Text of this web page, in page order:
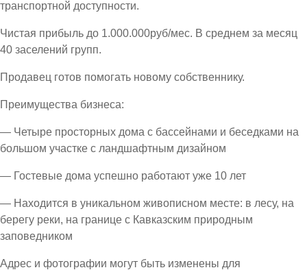
транспортной доступности.
Чистая прибыль до 1.000.000руб/мес. В среднем за месяц
40 заселений групп.
Продавец готов помогать новому собственнику.
Преимущества бизнеса:
— Четыре просторных дома с бассейнами и беседками на
большом участке с ландшафтным дизайном
— Гостевые дома успешно работают уже 10 лет
— Находится в уникальном живописном месте: в лесу, на
берегу реки, на границе с Кавказским природным
заповедником
Адрес и фотографии могут быть изменены для